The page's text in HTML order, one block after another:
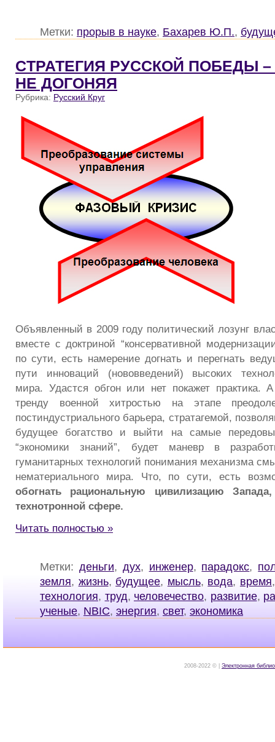
Метки: прорыв в науке, Бахарев Ю.П.,
CТРАТЕГИЯ РУССКОЙ ПОБЕДЫ
НЕ ДОГОНЯЯ
Рубрика: Русский Круг
Объявленный в 2009 году политический лозунг
вместе с доктриной “консервативной
по сути, есть намерение догнать и перегнать
пути инноваций (нововведений) высоких
мира. Удастся обгон или нет покажет практика.
тренду военной хитростью на этапе
постиндустриального барьера, стратагемой,
будущее богатство и выйти на самые
“экономики знаний”, будет маневр в
гуманитарных технологий понимания механизма
нематериального мира. Что, по сути, есть
обогнать рациональную цивилизацию
технотронной сфере.
Читать полностью »
Метки: деньги, дух, инженер, парадокс,
земля, жизнь, будущее, мысль, вода, время
технология, труд, человечество, развитие,
ученые, NBIC, энергия, свет, экономика
2008-2022 © | Электронная